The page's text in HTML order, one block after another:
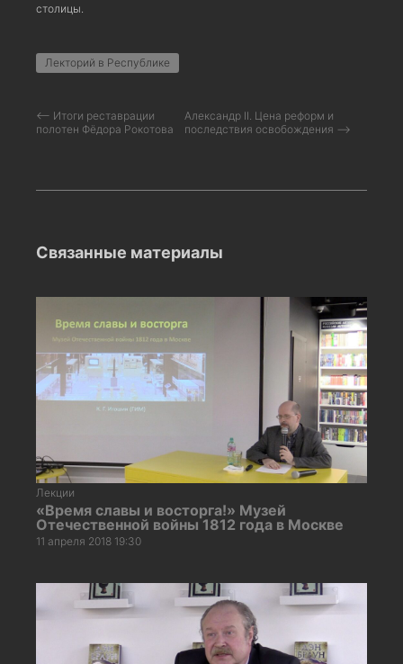
столицы.
Лекторий в Республике
⟵ Итоги реставрации
полотен Фёдора Рокотова
Александр II. Цена реформ и
последствия освобождения ⟶
Связанные материалы
Лекции
«Время славы и восторга!» Музей
Отечественной войны 1812 года в Москве
11 апреля 2018 19:30